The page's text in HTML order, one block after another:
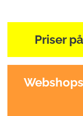
Priser